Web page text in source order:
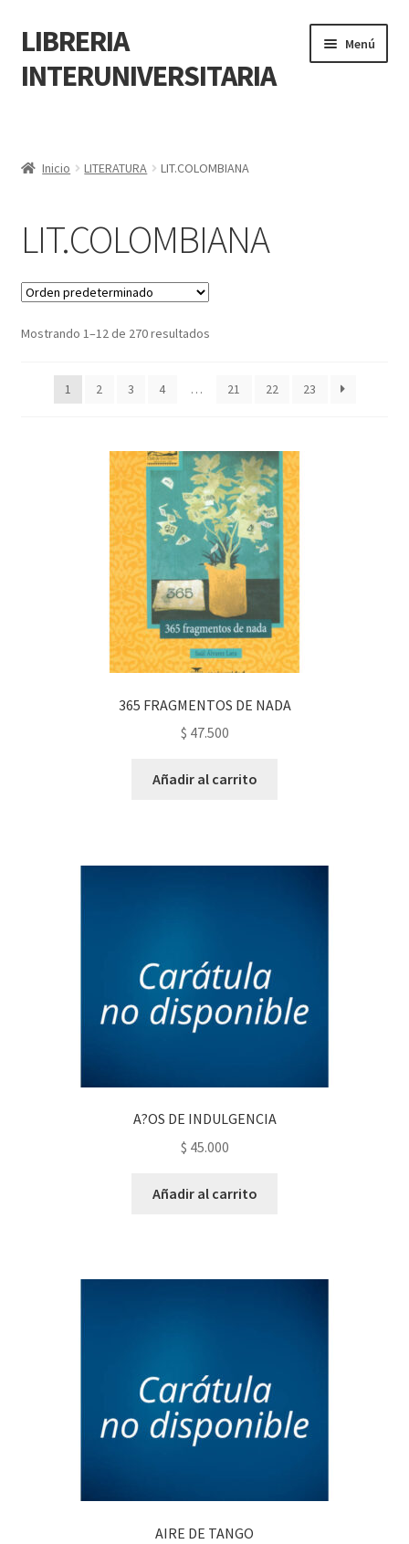
LIBRERIA
INTERUNIVERSITARIA
Menú
Carrito
POLÍTICA DE MANEJO DE INFORMACIÓN Y DATOS
QUIÉNES SOMOS
Inicio LITERATURA LIT.COLOMBIANA
LIT.COLOMBIANA
Mostrando 1–12 de 270 resultados
1 2 3 4 … 21 22 23
365 FRAGMENTOS DE NADA
$ 47.500
Añadir al carrito
A?OS DE INDULGENCIA
$ 45.000
Añadir al carrito
AIRE DE TANGO